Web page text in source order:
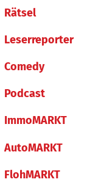
Rätsel
Leserreporter
Comedy
Podcast
ImmoMARKT
AutoMARKT
FlohMARKT